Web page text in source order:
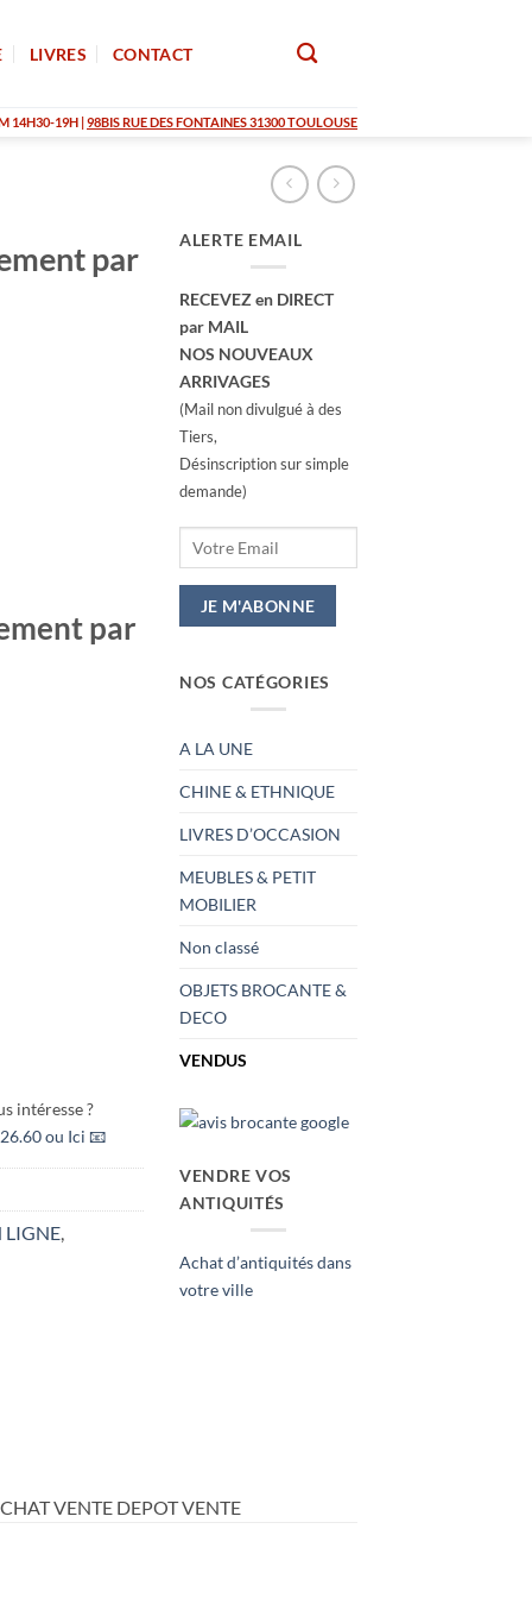
LIVRES CONTACT
14H30-19H |98BIS RUE DES FONTAINES 31300 TOULOUSE
par
par
intéresse ?
ou Ici 📧
LIGNE,
ALERTE EMAIL
RECEVEZ en DIRECT
par MAIL
NOS NOUVEAUX
ARRIVAGES
(Mail non divulgué à des
Tiers,
Désinscription sur simple
demande)
NOS CATÉGORIES
A LA UNE
CHINE & ETHNIQUE
LIVRES D’OCCASION
MEUBLES & PETIT
MOBILIER
Non classé
OBJETS BROCANTE &
DECO
VENDUS
VENDRE VOS
ANTIQUITÉS
Achat d’antiquités dans
votre ville
VENTE DEPOT VENTE